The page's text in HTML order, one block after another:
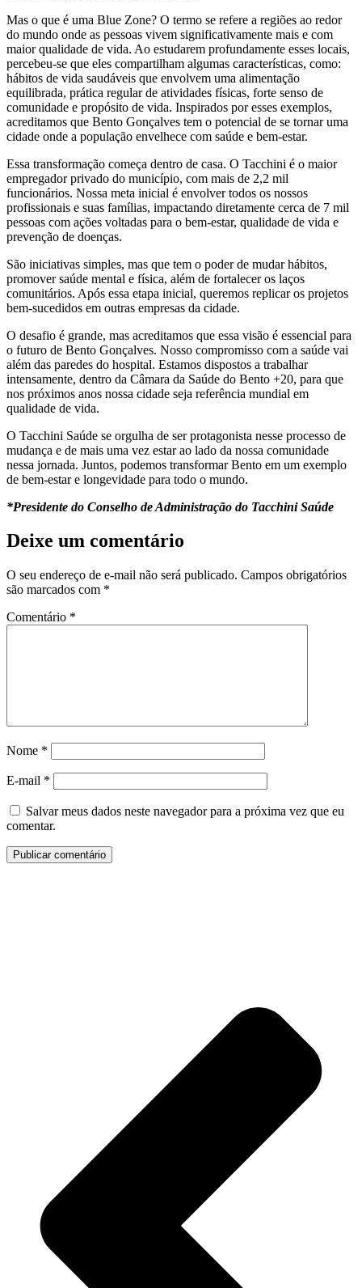
Mas o que é uma Blue Zone? O termo se refere a regiões ao redor
do mundo onde as pessoas vivem significativamente mais e com
maior qualidade de vida. Ao estudarem profundamente esses locais,
percebeu-se que eles compartilham algumas características, como:
hábitos de vida saudáveis que envolvem uma alimentação
equilibrada, prática regular de atividades físicas, forte senso de
comunidade e propósito de vida. Inspirados por esses exemplos,
acreditamos que Bento Gonçalves tem o potencial de se tornar uma
cidade onde a população envelhece com saúde e bem-estar.
Essa transformação começa dentro de casa. O Tacchini é o maior
empregador privado do município, com mais de 2,2 mil
funcionários. Nossa meta inicial é envolver todos os nossos
profissionais e suas famílias, impactando diretamente cerca de 7 mil
pessoas com ações voltadas para o bem-estar, qualidade de vida e
prevenção de doenças.
São iniciativas simples, mas que tem o poder de mudar hábitos,
promover saúde mental e física, além de fortalecer os laços
comunitários. Após essa etapa inicial, queremos replicar os projetos
bem-sucedidos em outras empresas da cidade.
O desafio é grande, mas acreditamos que essa visão é essencial para
o futuro de Bento Gonçalves. Nosso compromisso com a saúde vai
além das paredes do hospital. Estamos dispostos a trabalhar
intensamente, dentro da Câmara da Saúde do Bento +20, para que
nos próximos anos nossa cidade seja referência mundial em
qualidade de vida.
O Tacchini Saúde se orgulha de ser protagonista nesse processo de
mudança e de mais uma vez estar ao lado da nossa comunidade
nessa jornada. Juntos, podemos transformar Bento em um exemplo
de bem-estar e longevidade para todo o mundo.
*Presidente do Conselho de Administração do Tacchini Saúde
Deixe um comentário
O seu endereço de e-mail não será publicado. Campos obrigatórios
são marcados com *
Comentário *
Nome *
E-mail *
Salvar meus dados neste navegador para a próxima vez que eu
comentar.